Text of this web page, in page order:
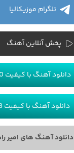
تلگرام موزیکالیا
پخش آنلاین آهنگ
دانلود آهنگ با کیفیت 320
دانلود آهنگ با کیفیت 128
دانلود آهنگ های امیر